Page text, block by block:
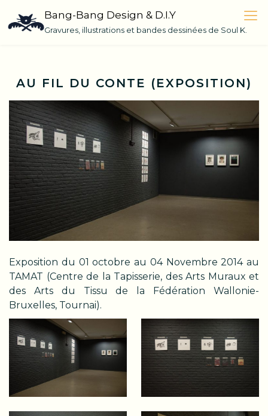
content
Bang-Bang Design & D.I.Y
Gravures, illustrations et bandes dessinées de Soul K.
AU FIL DU CONTE (EXPOSITION)
Exposition du 01 octobre au 04 Novembre 2014 au
TAMAT (Centre de la Tapisserie, des Arts Muraux et
des Arts du Tissu de la Fédération Wallonie-
Bruxelles, Tournai).